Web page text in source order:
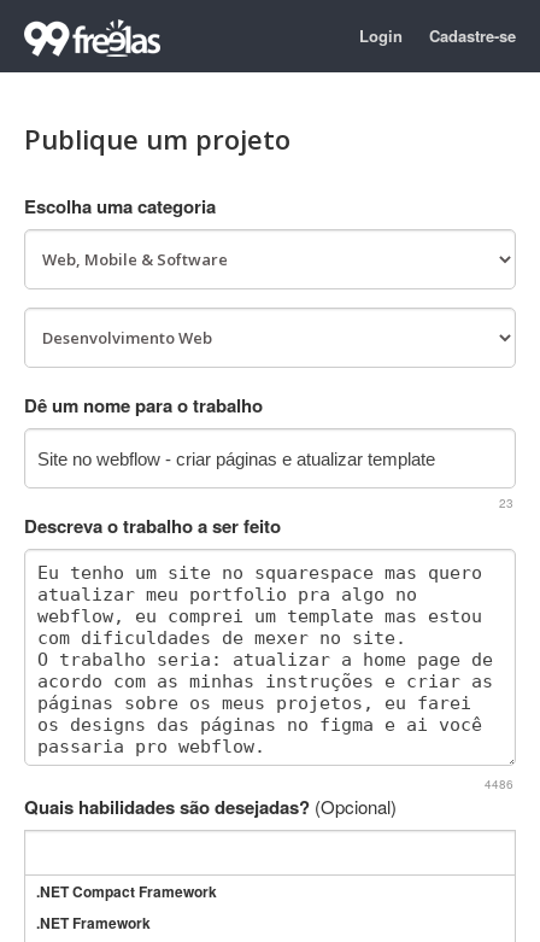
Login Cadastre-se
Publique um projeto
Escolha uma categoria
Dê um nome para o trabalho
23
Descreva o trabalho a ser feito
4486
Quais habilidades são desejadas? (Opcional)
.NET Compact Framework
.NET Framework